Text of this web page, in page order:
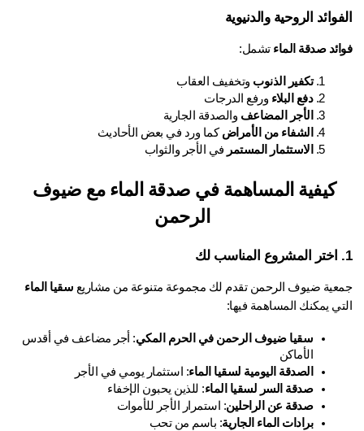
الروحية والدنيوية
صدقة الماء تشمل:
تكفير الذنوب وتخفيف العقاب
دفع البلاء ورفع الدرجات
الأجر المضاعف والصدقة الجارية
الشفاء من الأمراض كما ورد في بعض الأحاديث
الاستثمار المستمر في الأجر والثواب
كيفية المساهمة في صدقة الماء مع ضيوف
الرحمن
ضيوف الرحمن تقدم لك مجموعة متنوعة من مشاريع سقيا الماء
يمكنك المساهمة فيها:
سقيا ضيوف الرحمن في الحرم المكي
: أجر مضاعف في أقدس
الأماكن
الصدقة اليومية لسقيا الماء : استثمار يومي في الأجر
صدقة السر لسقيا الماء : للذين يحبون الإخفاء
صدقة عن الراحلين: استمرار الأجر للأموات
برادات الماء الجارية: باسم من تحب